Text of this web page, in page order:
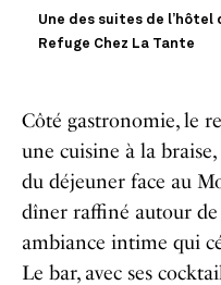
Une des suites de l’hôtel
Refuge Chez La Tante
Côté gastronomie, le
une cuisine à la braise,
du déjeuner face au
dîner raffiné autour
ambiance intime qui
Le bar, avec ses